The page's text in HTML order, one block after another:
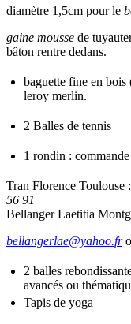
diamètre 1,5cm pour le
gaine mousse de
bâton rentre dedans.
baguette fine en bois
leroy merlin.
2 Balles de tennis
1 rondin :
Tran Florence Toulouse :
56 91
Bellanger Laetitia
bellangerlae@yahoo.fr
2 balles
avancés ou
Tapis de yoga